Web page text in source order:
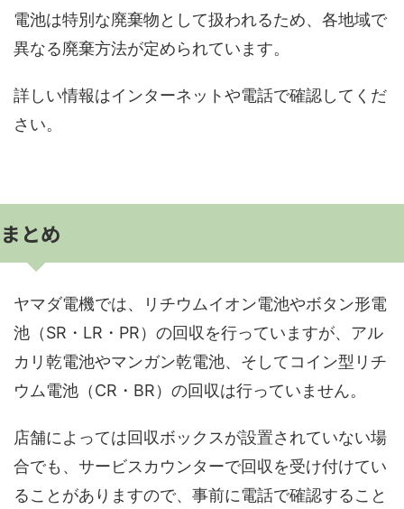
電池は特別な廃棄物として扱われるため、各地域で
異なる廃棄方法が定められています。
詳しい情報はインターネットや電話で確認してくだ
さい。
まとめ
ヤマダ電機では、リチウムイオン電池やボタン形電
池（SR・LR・PR）の回収を行っていますが、アル
カリ乾電池やマンガン乾電池、そしてコイン型リチ
ウム電池（CR・BR）の回収は行っていません。
店舗によっては回収ボックスが設置されていない場
合でも、サービスカウンターで回収を受け付けてい
ることがありますので、事前に電話で確認すること